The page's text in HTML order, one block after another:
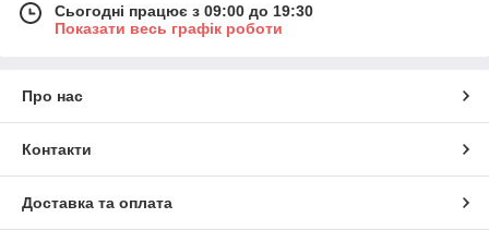
Сьогодні працює з 09:00 до 19:30
Показати весь графік роботи
Про нас
Контакти
Доставка та оплата